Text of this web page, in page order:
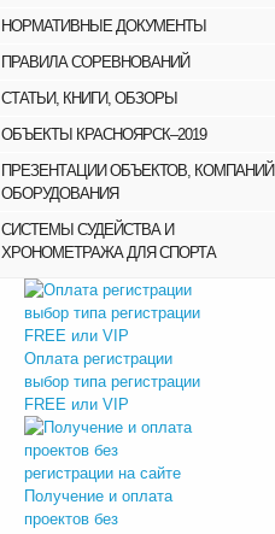
НОРМАТИВНЫЕ ДОКУМЕНТЫ
ПРАВИЛА СОРЕВНОВАНИЙ
СТАТЬИ, КНИГИ, ОБЗОРЫ
ОБЪЕКТЫ КРАСНОЯРСК–2019
ПРЕЗЕНТАЦИИ ОБЪЕКТОВ,
ОБОРУДОВАНИЯ
СИСТЕМЫ СУДЕЙСТВА И
ХРОНОМЕТРАЖА ДЛЯ СПОРТА
Оплата регистрации
выбор типа регистрации
FREE или VIP
Получение и оплата
проектов без